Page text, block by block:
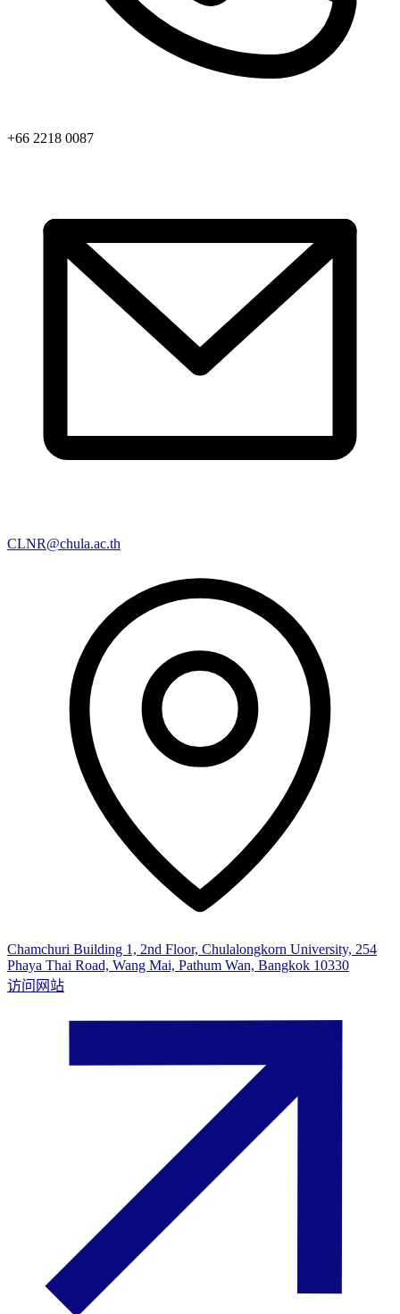
+66 2218 0087
CLNR@chula.ac.th
Chamchuri Building 1, 2nd Floor, Chulalongkorn University, 254
Phaya Thai Road, Wang Mai, Pathum Wan, Bangkok 10330
访问网站